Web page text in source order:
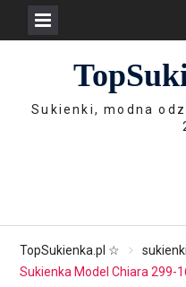
Sukienki, modna
TopSukienka.pl ☆
Sukienka Model Chiara 299-